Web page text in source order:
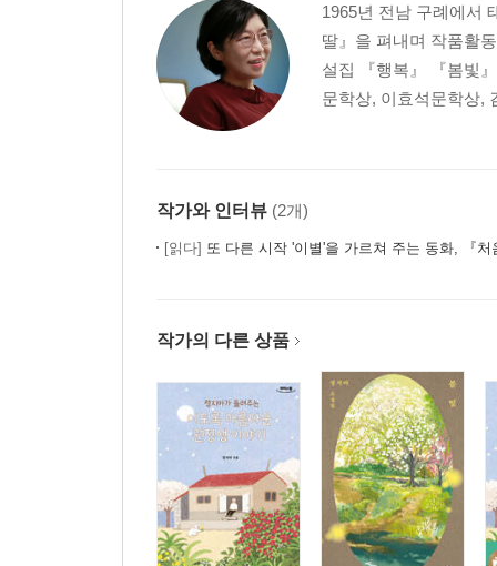
1965년 전남 구례에서
딸』을 펴내며 작품활
설집 『행복』 『봄빛
문학상, 이효석문학상,
작가와 인터뷰 (2개)
[읽다] 또 다른 시작 '이별'을 가르쳐 주는 동화, 『처
작가의 다른 상품